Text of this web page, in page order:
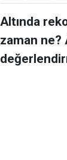
Altında
zaman ne?